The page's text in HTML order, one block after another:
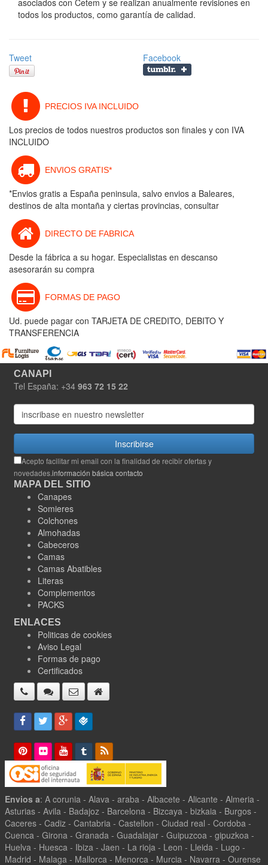
asociados con Cetem y se realizan anualmente revisiones en
todos los productos, como garantía de calidad.
Tweet Facebook
PRECIOS IVA INCLUIDO
Los precios de todos nuestros productos son finales y con IVA
INCLUIDO
ENVIOS GRATIS*
*Envios gratis a España peninsula, salvo envios a Baleares,
destinos de alta montaña y ciertas provincias, consultar
DIRECTO DE FABRICA
Desde la fábrica a su hogar. Especialistas en descanso
asesorarán su compra
FORMAS DE PAGO
Ud. puede pagar con TARJETA DE CREDITO, DEBITO Y
TRANSFERENCIA
CANAPI
Tel España: +34 963 72 15 22
Inscribirse
Acepto facilitar mi email con la finalidad de recibir ofertas y
novedades.información básica contacto
MAPA DEL SITIO
Canapes
Somieres
Colchones
Almohadas
Cabeceros
Camas
Camas Abatibles
Literas
Complementos
PACKS
ENLACES
Politicas de cookies
Aviso Legal
Formas de pago
Certificados
Envios a: A corunia - Alava - araba - Albacete - Alicante - Almeria -
Asturias - Avila - Badajoz - Barcelona - Bizcaya - bizkaia - Burgos -
Caceres - Cadiz - Cantabria - Castellon - Ciudad real - Cordoba -
Cuenca - Girona - Granada - Guadalajar - Guipuzcoa - gipuzkoa -
Huelva - Huesca - Ibiza - Jaen - La rioja - Leon - Lleida - Lugo -
Madrid - Malaga - Mallorca - Menorca - Murcia - Navarra - Ourense